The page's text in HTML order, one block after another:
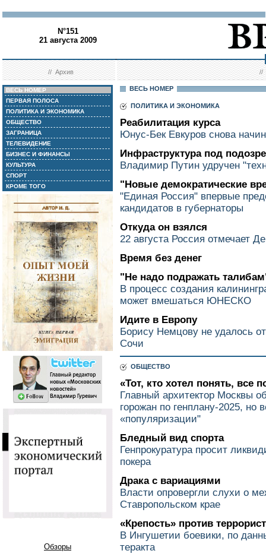
N°151
21 августа 2009
//Архив //
ВЕСЬ НОМЕР
ПЕРВАЯ ПОЛОСА
ПОЛИТИКА И ЭКОНОМИКА
ОБЩЕСТВО
ЗАГРАНИЦА
ТЕЛЕВИДЕНИЕ
БИЗНЕС И ФИНАНСЫ
КУЛЬТУРА
СПОРТ
КРОМЕ ТОГО
Обзоры
ВЕСЬ НОМЕР
ПОЛИТИКА И ЭКОНОМИКА
Реабилитация курса
Юнус-Бек Евкуров снова
Инфраструктура под
Владимир Путин удручен
"Новые демократические
"Единая Россия" впервые
кандидатов в губернаторы
Откуда он взялся
22 августа Россия отмечает
Время без денег
"Не надо подражать
В процесс создания
может вмешаться ЮНЕСКО
Идите в Европу
Борису Немцову не удалось
Сочи
ОБЩЕСТВО
«Тот, кто хотел понять, все
Главный архитектор Москвы
горожан по генплану-2025, но
«популяризации"
Бледный вид спорта
Генпрокуратура просит
покера
Драка с вариациями
Власти опровергли слухи о
Ставропольском крае
«Крепость» против
В Ингушетии боевики, по
теракта